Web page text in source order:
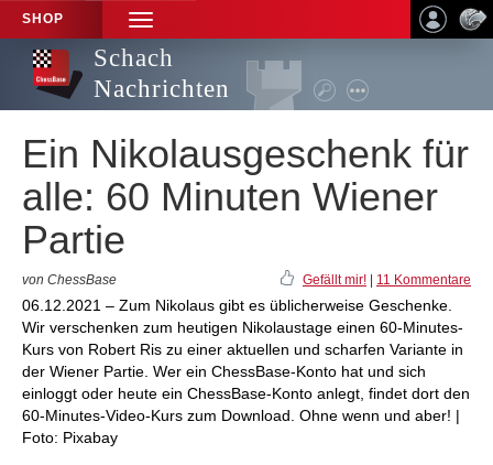
SHOP
TOGGLE
NAVIGATION
Schach
Nachrichten
Ein Nikolausgeschenk für
alle: 60 Minuten Wiener
Partie
von ChessBase Gefällt mir! 11 Kommentare
06.12.2021 – Zum Nikolaus gibt es üblicherweise Geschenke.
Wir verschenken zum heutigen Nikolaustage einen 60-Minutes-
Kurs von Robert Ris zu einer aktuellen und scharfen Variante in
der Wiener Partie. Wer ein ChessBase-Konto hat und sich
einloggt oder heute ein ChessBase-Konto anlegt, findet dort den
60-Minutes-Video-Kurs zum Download. Ohne wenn und aber! |
Foto: Pixabay